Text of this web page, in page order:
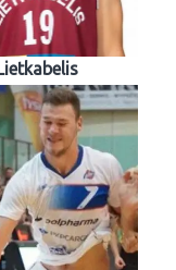
Lietkabelis